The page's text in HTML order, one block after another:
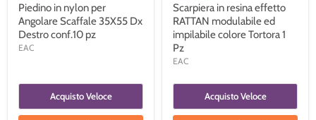
Piedino in nylon per
Angolare Scaffale 35X55 Dx
Destro conf.10 pz
EAC
Acquisto Veloce
Scarpiera in resina effetto
RATTAN modulabile ed
impilabile colore Tortora 1
Pz
EAC
Acquisto Veloce